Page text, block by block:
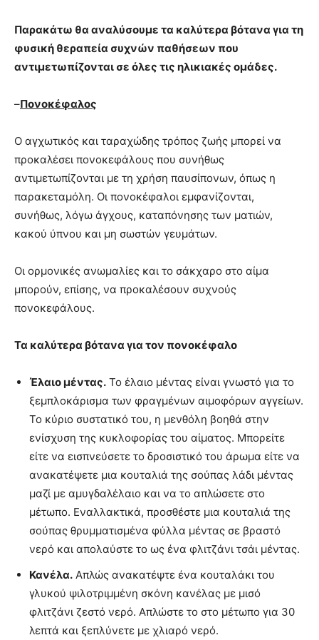
Παρακάτω θα αναλύσουμε τα καλύτερα βότανα για τη
φυσική θεραπεία συχνών παθήσεων που
αντιμετωπίζονται σε όλες τις ηλικιακές ομάδες.
–Πονοκέφαλος
Ο αγχωτικός και ταραχώδης τρόπος ζωής μπορεί να
προκαλέσει πονοκεφάλους που συνήθως
αντιμετωπίζονται με τη χρήση παυσίπονων, όπως η
παρακεταμόλη. Οι πονοκέφαλοι εμφανίζονται,
συνήθως, λόγω άγχους, καταπόνησης των ματιών,
κακού ύπνου και μη σωστών γευμάτων.
Οι ορμονικές ανωμαλίες και το σάκχαρο στο αίμα
μπορούν, επίσης, να προκαλέσουν συχνούς
πονοκεφάλους.
Τα καλύτερα βότανα για τον πονοκέφαλο
Έλαιο μέντας. Το έλαιο μέντας είναι γνωστό για το
ξεμπλοκάρισμα των φραγμένων αιμοφόρων αγγείων.
Το κύριο συστατικό του, η μενθόλη βοηθά στην
ενίσχυση της κυκλοφορίας του αίματος. Μπορείτε
είτε να εισπνεύσετε το δροσιστικό του άρωμα είτε να
ανακατέψετε μια κουταλιά της σούπας λάδι μέντας
μαζί με αμυγδαλέλαιο και να το απλώσετε στο
μέτωπο. Εναλλακτικά, προσθέστε μια κουταλιά της
σούπας θρυμματισμένα φύλλα μέντας σε βραστό
νερό και απολαύστε το ως ένα φλιτζάνι τσάι μέντας.
Κανέλα. Απλώς ανακατέψτε ένα κουταλάκι του
γλυκού ψιλοτριμμένη σκόνη κανέλας με μισό
φλιτζάνι ζεστό νερό. Απλώστε το στο μέτωπο για 30
λεπτά και ξεπλύνετε με χλιαρό νερό.